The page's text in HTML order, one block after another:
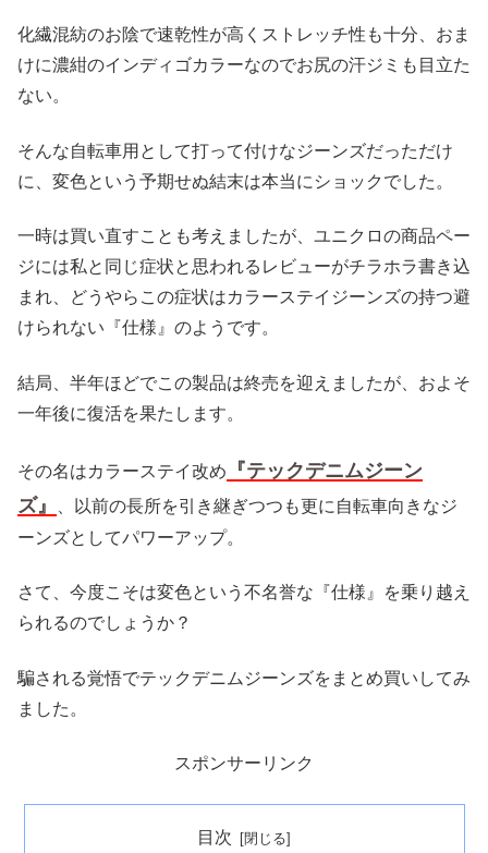
化繊混紡のお陰で速乾性が高くストレッチ性も十分、おま
けに濃紺のインディゴカラーなのでお尻の汗ジミも目立た
ない。
そんな自転車用として打って付けなジーンズだっただけ
に、変色という予期せぬ結末は本当にショックでした。
一時は買い直すことも考えましたが、ユニクロの商品ペー
ジには私と同じ症状と思われるレビューがチラホラ書き込
まれ、どうやらこの症状はカラーステイジーンズの持つ避
けられない『仕様』のようです。
結局、半年ほどでこの製品は終売を迎えましたが、およそ
一年後に復活を果たします。
その名はカラーステイ改め
『テックデニムジーン
ズ』
、以前の長所を引き継ぎつつも更に自転車向きなジ
ーンズとしてパワーアップ。
さて、今度こそは変色という不名誉な『仕様』を乗り越え
られるのでしょうか？
騙される覚悟でテックデニムジーンズをまとめ買いしてみ
ました。
スポンサーリンク
目次